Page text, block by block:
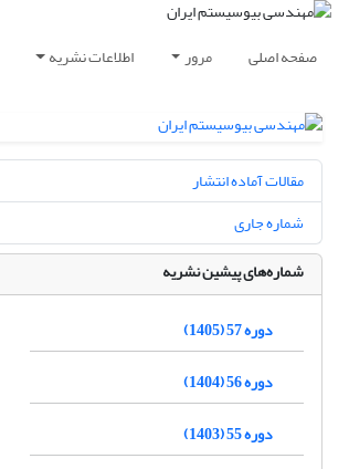
صفحه اصلی مرور اطلاعات نشریه
مقالات آماده انتشار
شماره جاری
شماره‌های پیشین نشریه
دوره 57 (1405)
دوره 56 (1404)
دوره 55 (1403)